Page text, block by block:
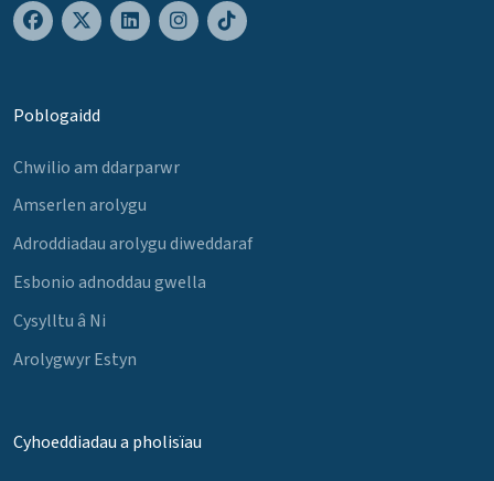
Poblogaidd
Chwilio am ddarparwr
Amserlen arolygu
Adroddiadau arolygu diweddaraf
Esbonio adnoddau gwella
Cysylltu â Ni
Arolygwyr Estyn
Cyhoeddiadau a pholisïau